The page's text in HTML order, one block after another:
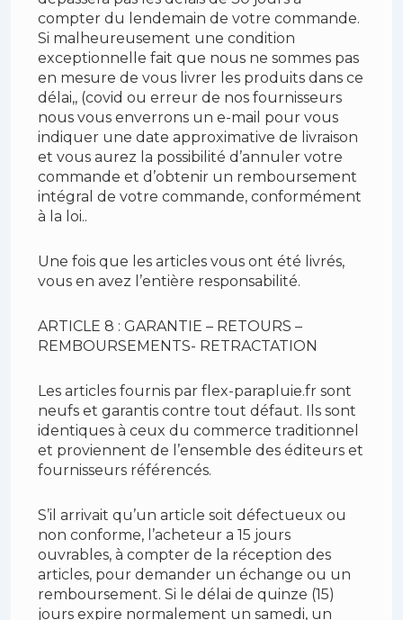
compter du lendemain de votre commande.
Si malheureusement une condition
exceptionnelle fait que nous ne sommes pas
en mesure de vous livrer les produits dans ce
délai,, (covid ou erreur de nos fournisseurs
nous vous enverrons un e-mail pour vous
indiquer une date approximative de livraison
et vous aurez la possibilité d’annuler votre
commande et d’obtenir un remboursement
intégral de votre commande, conformément
à la loi..
Une fois que les articles vous ont été livrés,
vous en avez l’entière responsabilité.
ARTICLE 8 : GARANTIE – RETOURS –
REMBOURSEMENTS- RETRACTATION
Les articles fournis par flex-parapluie.fr sont
neufs et garantis contre tout défaut. Ils sont
identiques à ceux du commerce traditionnel
et proviennent de l’ensemble des éditeurs et
fournisseurs référencés.
S’il arrivait qu’un article soit défectueux ou
non conforme, l’acheteur a 15 jours
ouvrables, à compter de la réception des
articles, pour demander un échange ou un
remboursement. Si le délai de quinze (15)
jours expire normalement un samedi, un